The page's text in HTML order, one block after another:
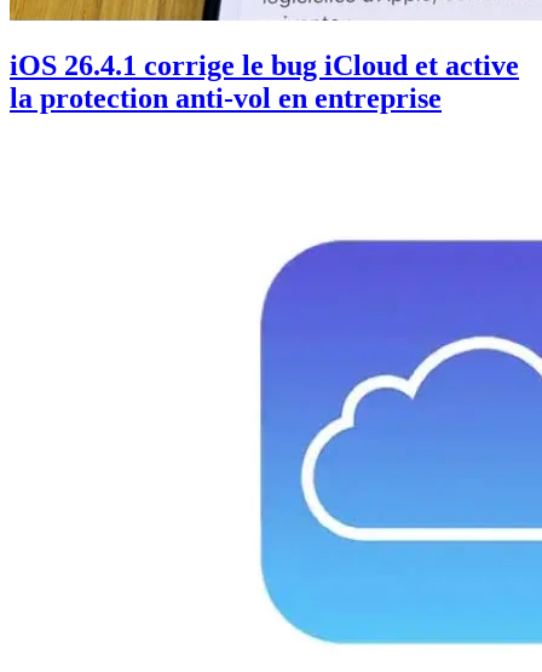
iOS 26.4.1 corrige le bug iCloud et active
la protection anti-vol en entreprise